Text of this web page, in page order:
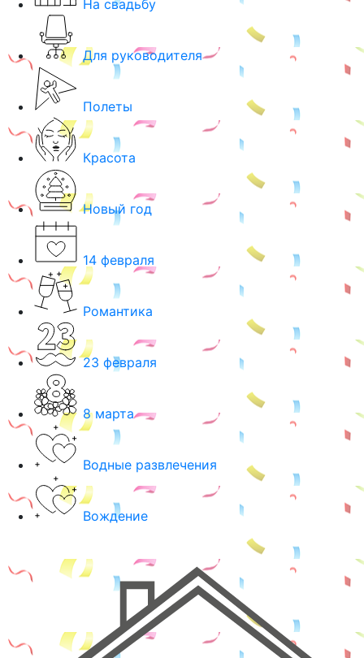
На свадьбу
Для руководителя
Полеты
Красота
Новый год
14 февраля
Романтика
23 февраля
8 марта
Водные развлечения
Вождение